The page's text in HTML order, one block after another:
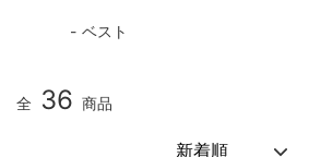
ベスト
全 36 商品